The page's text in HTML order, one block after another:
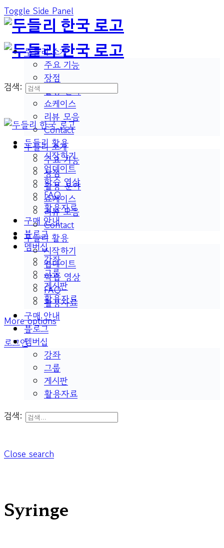
Toggle Side Panel
두들리 소개
주요 기능
장점
활용 분야
쇼케이스
리뷰 모음
Contact
두들리 활용
시작하기
업데이트
학습 영상
FAQ
활용자료
구매 안내
블로그
멤버십
강좌
그룹
게시판
활용자료
More options
로그인
검색:
두들리 소개
주요 기능
장점
활용 분야
쇼케이스
리뷰 모음
Contact
두들리 활용
시작하기
업데이트
학습 영상
FAQ
활용자료
구매 안내
블로그
멤버십
강좌
그룹
게시판
활용자료
검색:
Close search
Syringe